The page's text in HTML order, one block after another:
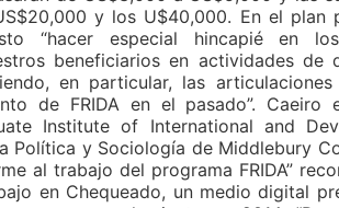
y los U$40,000. En el plan
“hacer especial hincapié en
beneficiarios en actividades de
en particular, las
de FRIDA en el pasado”.
Institute of International and
Política y Sociología de Middlebury
al trabajo del programa FRIDA”
en Chequeado, un medio digital